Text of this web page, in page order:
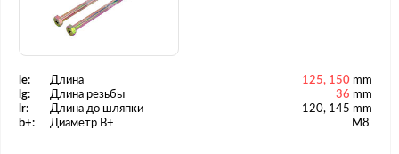
le: Длина 125, 150 mm
lg:
Длина резьбы 36 mm
lr:
Длина до шляпки
120, 145 mm
b+:
Диаметр B+ M8